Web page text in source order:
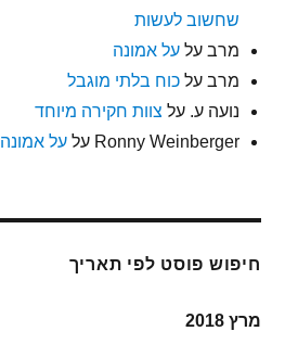
שחשוב לעשות
מרב עלעל אמונה
מרב עלכוח בלתי מוגבל
נועה ע. על צוות חקירה מיוחד
Ronny Weinberger עלעל אמונה
חיפוש פוסט לפי תאריך
מרץ 2018